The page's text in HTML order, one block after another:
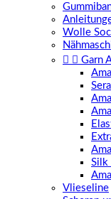
Wolle
  Garn
Silk
Vlieseline